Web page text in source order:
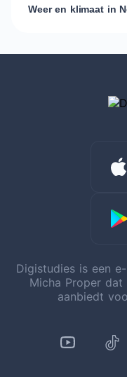
Weer en klimaat in
Digistudies is een
Micha Proper
aanbiedt